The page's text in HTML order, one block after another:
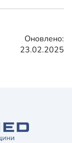
Оновлено:
23.02.2025